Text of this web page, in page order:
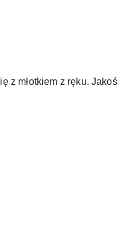
z młotkiem z ręku. Jakoś